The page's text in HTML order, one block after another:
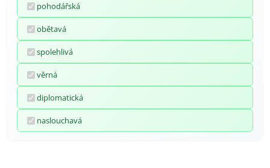
pohodářská
obětavá
spolehlivá
věrná
diplomatická
naslouchavá